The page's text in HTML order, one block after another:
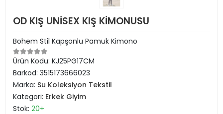
OD KIŞ UNİSEX KIŞ KİMONUSU
Bohem Stil Kapşonlu Pamuk Kimono
Ürün Kodu: KJ25PG17CM
Barkod: 3515173666023
Marka: Su Koleksiyon Tekstil
Kategori: Erkek Giyim
Stok: 20+